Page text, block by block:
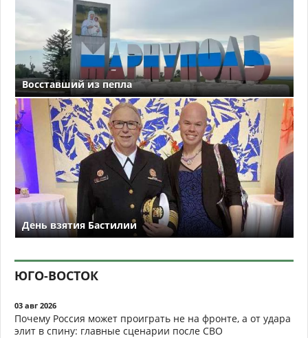
Восставший из пепла
День взятия Бастилии
ЮГО-ВОСТОК
03 авг 2026
Почему Россия может проиграть не на фронте, а от удара
элит в спину: главные сценарии после СВО